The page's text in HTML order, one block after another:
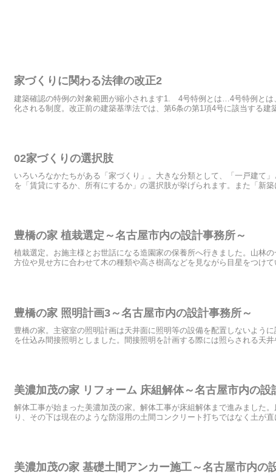
家づくりに関わる法律の改正2
建築確認の特例の対象範囲が縮小されます1. 4号特例とは…4号特例とは
化される制度。改正前の建築基準法では、第6条の第1項4号に該当する建
02家づくりの選択肢
いろいろなかたちがある「家づくり」。大きな分類として、「一戸建て
を「賃貸にするか、所有にするか」の選択肢が挙げられます。また「新築
豊橋の家 植栽選定～名古屋市内の設計事務所～
植栽選定。お施主様とお世話になる造園家の保養所へ行きました。山林
方位や見せ方に合わせて木の種類や高さ樹高などを見ながら目星をつけ
豊橋の家 照明計画3～名古屋市内の設計事務所～
豊橋の家。主寝室の照明計画は天井面に照明等の設備を配置しないよう
を仕込み間接照明としました。間接照明を計画する際には照らされる天井
美濃加茂の家 リフォーム 床組解体～名古屋市内の設
解体工事が始まった美濃加茂の家。解体工事が床組解体まで進みました
り、その下は現在のような防湿用の土間コンクリート打ちではなく土が
美濃加茂の家 基礎土間アンカー施工～名古屋市内の